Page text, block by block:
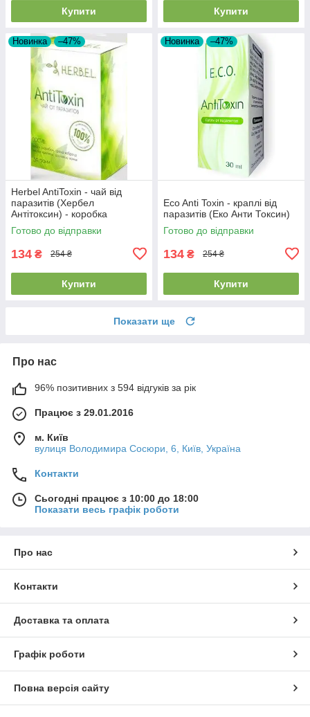
Купити Купити
Новинка –47%
Herbel AntiToxin - чай від
паразитів (Хербел
Антітоксин) - коробка
Готово до відправки
134 ₴ 254 ₴
Купити
Новинка –47%
Eco Anti Toxin - краплі від
паразитів (Еко Анти Токсин)
Готово до відправки
134 ₴ 254 ₴
Купити
Показати ще
Про нас
96% позитивних з 594 відгуків за рік
Працює з 29.01.2016
м. Київ
вулиця Володимира Сосюри, 6, Київ, Україна
Контакти
Сьогодні працює з 10:00 до 18:00
Показати весь графік роботи
Про нас
Контакти
Доставка та оплата
Графік роботи
Повна версія сайту